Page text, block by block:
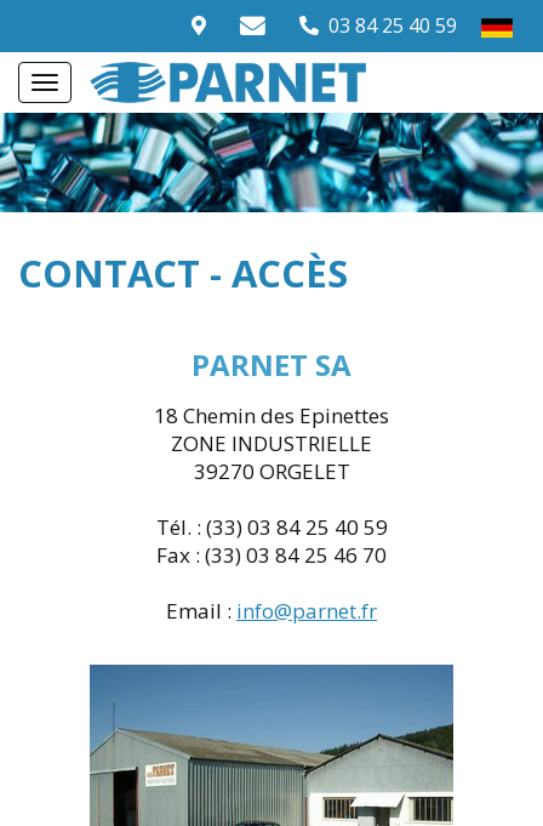
03 84 25 40 59
CONTACT - ACCÈS
PARNET SA
18 Chemin des Epinettes
ZONE INDUSTRIELLE
39270 ORGELET
Tél. : (33) 03 84 25 40 59
Fax : (33) 03 84 25 46 70
Email : info@parnet.fr